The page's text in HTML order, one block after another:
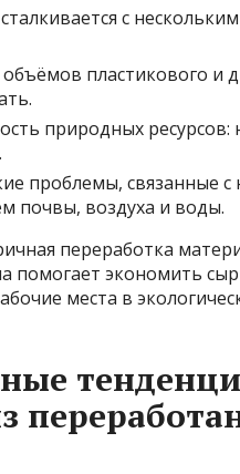
с
пластикового и
природных
проблемы, связанные
почвы, воздуха и воды.
переработка
помогает экономить
места в